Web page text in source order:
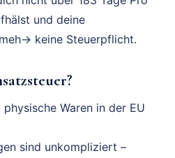
und deine
keine Steuerpflicht.
Waren in der EU
sind unkompliziert –